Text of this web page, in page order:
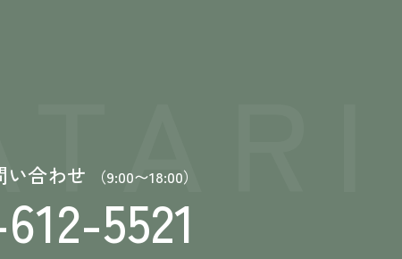
い合わせ （9:00〜18:00）
5521